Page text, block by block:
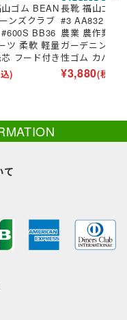
ゴム BEAN
ンズクラブ
#600S BB36
ツ 柔軟 軽量
フード付き
)
長靴 福山ゴム
#3 AA832 レ
農業 農作業 果
ガーデニング
性ゴム カバー
¥3,880(税込)
て